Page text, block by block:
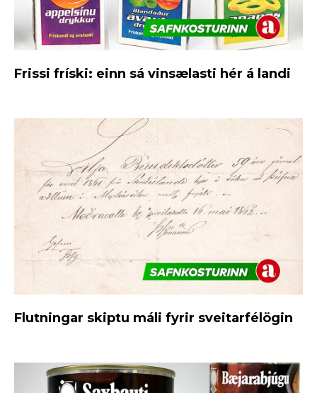
Frissi fríski: einn sá vinsælasti hér á landi
Flutningar skiptu máli fyrir sveitarfélögin